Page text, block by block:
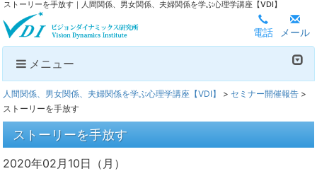
ストーリーを手放す｜人間関係、男女関係、夫婦関係を学ぶ心理学講座【VDI】
電話 メール
メニュー
人間関係、男女関係、夫婦関係を学ぶ心理学講座【VDI】 > セミナー開催報告 >
ストーリーを手放す
ストーリーを手放す
2020年02月10日（月）